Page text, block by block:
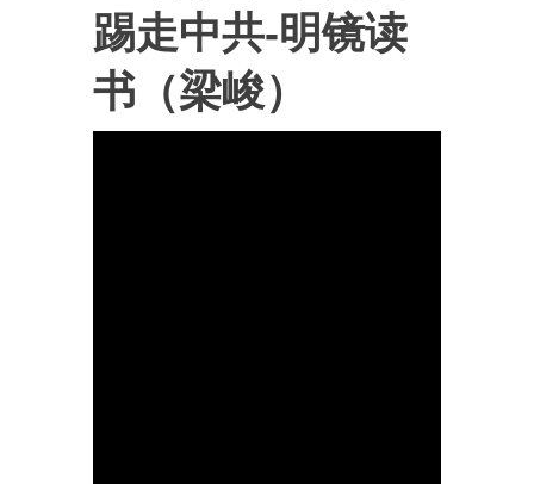
踢走中共-明镜读
书（梁峻）